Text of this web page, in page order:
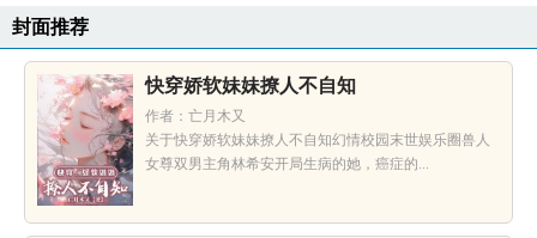
封面推荐
快穿娇软妹妹撩人不自知
作者：亡月木又
关于快穿娇软妹妹撩人不自知幻情校园末世娱乐圈兽人
女尊双男主角林希安开局生病的她，癌症的...